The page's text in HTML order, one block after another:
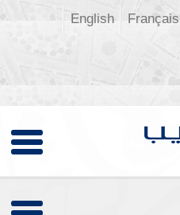
Français
English